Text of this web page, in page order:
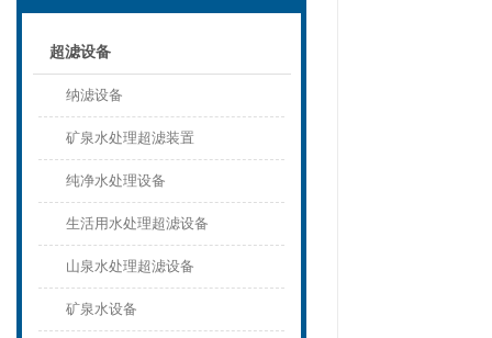
超滤设备
纳滤设备
矿泉水处理超滤装置
纯净水处理设备
生活用水处理超滤设备
山泉水处理超滤设备
矿泉水设备